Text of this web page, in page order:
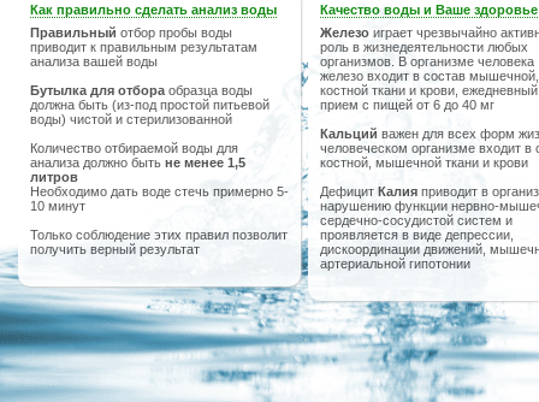
Как правильно сделать анализ воды
Правильный отбор пробы воды
приводит к правильным результатам
анализа вашей воды
Бутылка для отбора образца воды
должна быть (из-под простой питьевой
воды) чистой и стерилизованной
Количество отбираемой воды для
анализа должно быть не менее 1,5
литров
Необходимо дать воде стечь примерно 5-
10 минут
Только соблюдение этих правил позволит
получить верный результат
Качество воды и Ваше здоровье
Железо играет чрезвычайно
роль в жизнедеятельности любых
организмов. В организме человека
железо входит в состав мышечной,
костной ткани и крови, ежедневный
прием с пищей от 6 до 40 мг
Кальций важен для всех форм
человеческом организме входит в
костной, мышечной ткани и крови
Дефицит Калия приводит в
нарушению функции нервно-
сердечно-сосудистой систем и
проявляется в виде депрессии,
дискоординации движений,
артериальной гипотонии